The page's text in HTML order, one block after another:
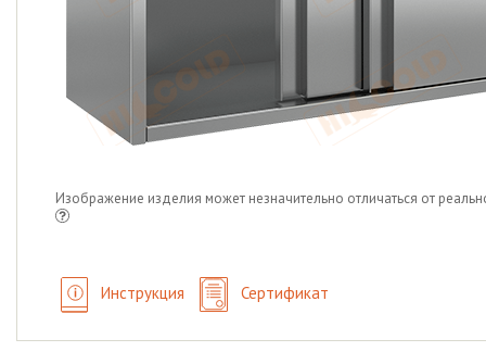
Изображение изделия может незначительно отличаться от
Инструкция Сертификат